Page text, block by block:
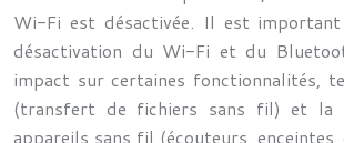
Wi-Fi est désactivée. Il est
désactivation du Wi-Fi et du
impact sur certaines fonctionnalités,
(transfert de fichiers sans fil) et la
appareils sans fil (écouteurs, enceintes,